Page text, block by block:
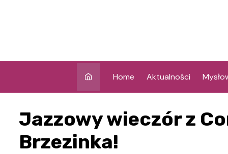
Home Aktualności
Jazzowy wieczór z
Brzezinka!